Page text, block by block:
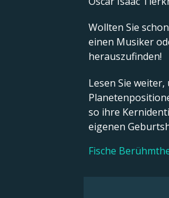
Wollten Sie
einen Musiker
herauszufinden!
Lesen Sie
so ihre
eigenen
Fische